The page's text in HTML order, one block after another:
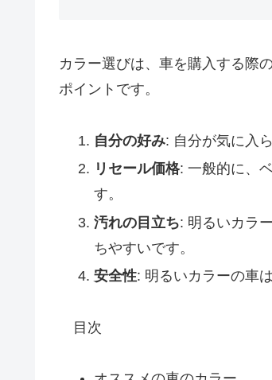
カラー選びは、車を購入する際
ポイントです。
自分の好み: 自分が気に入
リセール価格: 一般的に、
す。
汚れの目立ち: 明るいカラ
ちやすいです。
安全性: 明るいカラーの車
目次